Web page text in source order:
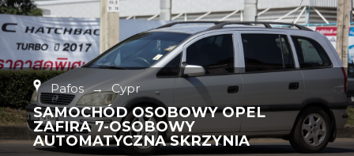
Pafos → Cypr
SAMOCHÓD OSOBOWY OPEL
ZAFIRA 7-OSOBOWY
AUTOMATYCZNA SKRZYNIA